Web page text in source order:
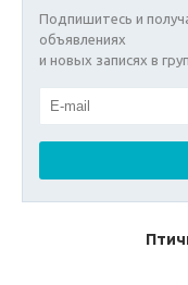
Подпишитесь и
объявлениях
и новых записях в